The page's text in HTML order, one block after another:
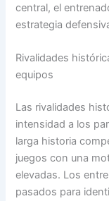
central, el
estrategia
Rivalidades
equipos
Las rivalidades
intensidad a los
larga historia
juegos con una
elevadas. Los
pasados para